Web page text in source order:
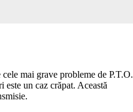
mai grave probleme de P.T.O.
este un caz crăpat. Această